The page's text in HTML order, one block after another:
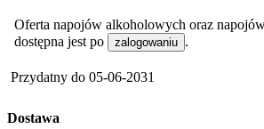
Oferta napojów alkoholowych oraz
dostępna jest po
zalogowaniu .
Przydatny do 05-06-2031
Dostawa